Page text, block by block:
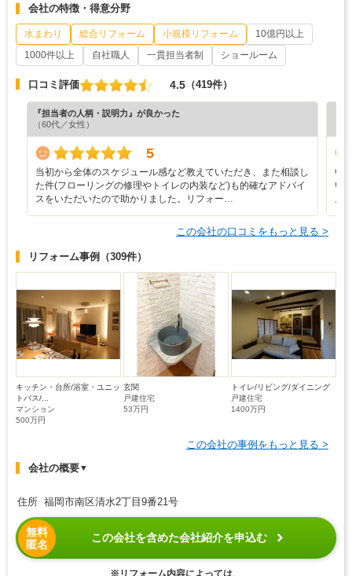
会社の特徴・得意分野
水まわり 総合リフォーム 小規模リフォーム
10億円以上
1000件以上
自社職人 一貫担当者制 ショールーム
口コミ評価 4.5 （419件）
『担当者の人柄・説明力』が良かった
（60代／女性）
5
当初から全体のスケジュール感など教えていただき、また相談し
た件(フローリングの修理やトイレの内装など)も的確なアドバイ
スをいただいたので助かりました。リフォー…
中
い
この会社の口コミをもっと見る >
リフォーム事例 （309件）
キッチン・台所/浴室・ユニッ
トバス/...
マンション
500万円
玄関
戸建住宅
53万円
トイレ/リビング/ダイニング
戸建住宅
1400万円
この会社の事例をもっと見る >
会社の概要▼
住所 福岡市南区清水2丁目9番21号
無料
匿名
この会社を含めた会社紹介を申込む